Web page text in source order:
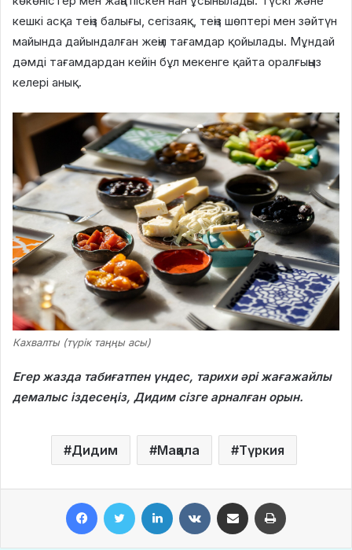
кешкі асқа теңіз балығы, сегізаяқ, теңіз шөптері мен зәйтүн
майында дайындалған жеңіл тағамдар қойылады. Мұндай
дәмді тағамдардан кейін бұл мекенге қайта оралғыңыз
келері анық.
Кахвалты (түрік таңңы асы)
Егер жазда табиғатпен үндес, тарихи әрі жағажайлы
демалыс іздесеңіз, Дидим сізге арналған орын.
Дидим Мақала Түркия